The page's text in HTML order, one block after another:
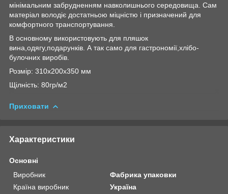
мінімальним забрудненням навколишнього середовища. Сам
матеріал володіє достатньою міцністю і призначений для
комфортного транспортування.
В основному використовують для пляшок
вина,одягу,подарунків. А так само для гастрономії,хлібо-
булочних виробів.
Розмір: 310х200х350 мм
Щілність: 80гр/м2
Приховати
Характеристики
Основні
Виробник
Фабрика упаковки
Країна виробник
Україна